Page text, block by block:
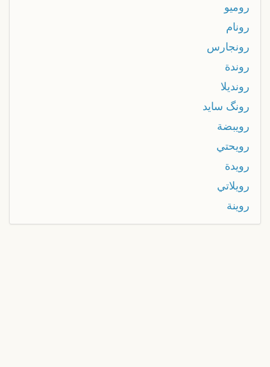
روميو
رونام
رونجارس
روندة
رونديلا
رونگ سايد
رويبضة
رويحتي
رويدة
رويلاتي
روينة